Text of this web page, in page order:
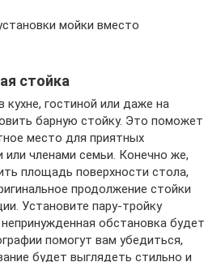
мойки вместо
стойка
гостиной или даже на
барную стойку. Это поможет
место для приятных
или членами семьи. Конечно же,
площадь поверхности стола,
продолжение стойки
Установите пару-тройку
обстановка будет
помогут вам убедиться,
будет выглядеть стильно и